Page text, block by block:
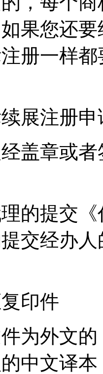
果您还
册一样
续展注册
经盖章或
理的提交
交经办
印件
件为外文
中文译